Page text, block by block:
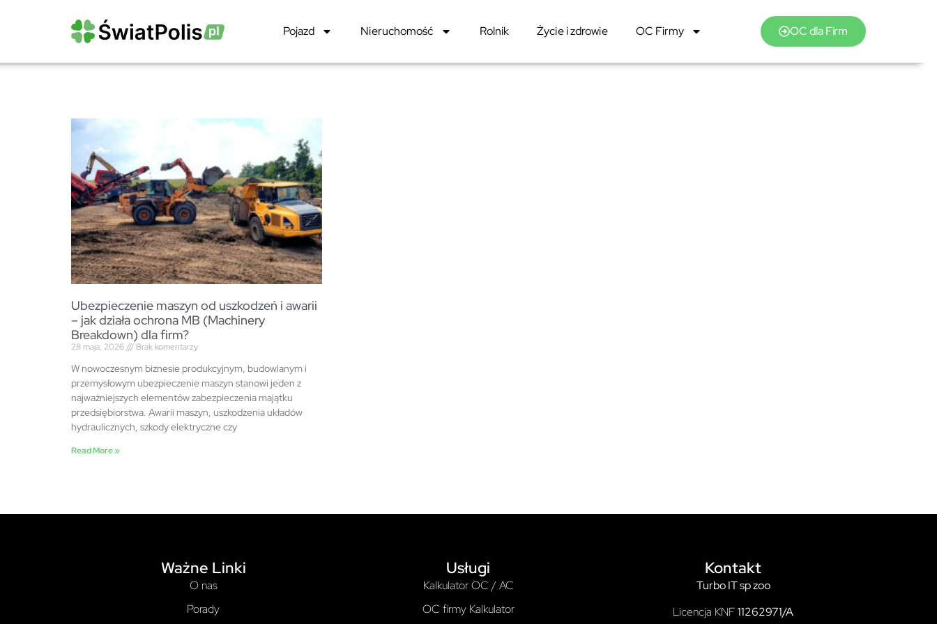
Pojazd Nieruchomość Rolnik Życie i zdrowie OC Firmy OC dla Firm
Ubezpieczenie maszyn od uszkodzeń i awarii
– jak działa ochrona MB (Machinery
Breakdown) dla firm?
28 maja, 2026 Brak komentarzy
W nowoczesnym biznesie produkcyjnym, budowlanym i
przemysłowym ubezpieczenie maszyn stanowi jeden z
najważniejszych elementów zabezpieczenia majątku
przedsiębiorstwa. Awarii maszyn, uszkodzenia układów
hydraulicznych, szkody elektryczne czy
Read More »
Ważne Linki
O nas
Porady
Usługi
Kalkulator OC / AC
OC firmy Kalkulator
Kontakt
Turbo IT sp zoo
Licencja KNF11262971/A